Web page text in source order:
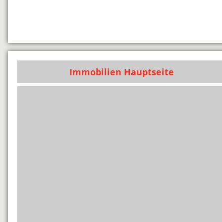
Immobilien Hauptseite